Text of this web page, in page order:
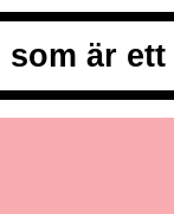
är